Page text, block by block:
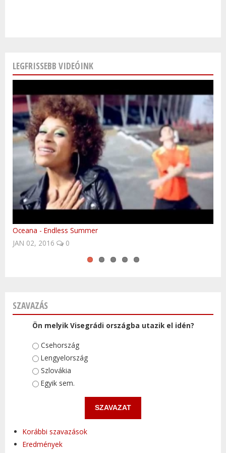
LEGFRISSEBB VIDEÓINK
Oceana - Endless Summer
JAN 02, 2016
0
Meghalt a Kisvakond atyja, Zdenek Miler - ČeskéNoviny.cz.
NOV 16, 2015
0
Szlovákia - télen is a meglepetések országa!
Kasia Kowalska - To Co Dobre
Cseh klasszikusok: Jozin z Bazin
SZAVAZÁS
Ön melyik Visegrádi országba utazik el idén?
Választások
Csehország
Lengyelország
Szlovákia
Egyik sem.
Korábbi szavazások
Eredmények